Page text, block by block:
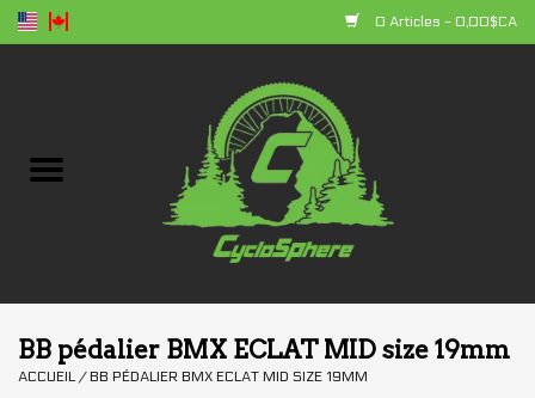
0 Articles - 0,00$CA
Vélos
Vêtements
BB pédalier BMX ECLAT MID size 19mm
ACCUEIL / BB PÉDALIER BMX ECLAT MID SIZE 19MM